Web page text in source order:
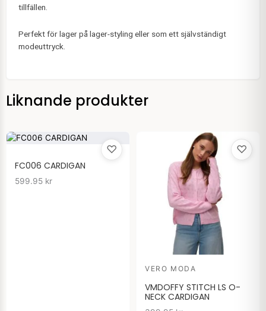
tillfällen.
Perfekt för lager på lager-styling eller som ett självständigt
modeuttryck.
Liknande produkter
♡
FC006 CARDIGAN
599.95 kr
♡
VERO MODA
VMDOFFY STITCH LS O-
NECK CARDIGAN